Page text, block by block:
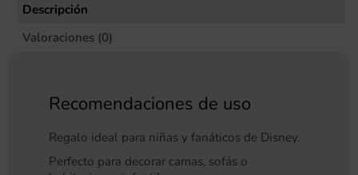
Descripción
Valoraciones (0)
Recomendaciones de uso
Regalo ideal para niñas y fanáticos de Disney.
Perfecto para decorar camas, sofás o